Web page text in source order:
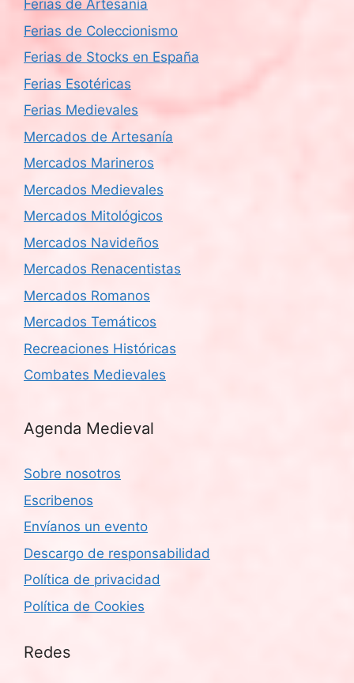
Ferias de Artesanía
Ferias de Coleccionismo
Ferias de Stocks en España
Ferias Esotéricas
Ferias Medievales
Mercados de Artesanía
Mercados Marineros
Mercados Medievales
Mercados Mitológicos
Mercados Navideños
Mercados Renacentistas
Mercados Romanos
Mercados Temáticos
Recreaciones Históricas
Combates Medievales
Agenda Medieval
Sobre nosotros
Escribenos
Envíanos un evento
Descargo de responsabilidad
Política de privacidad
Política de Cookies
Redes